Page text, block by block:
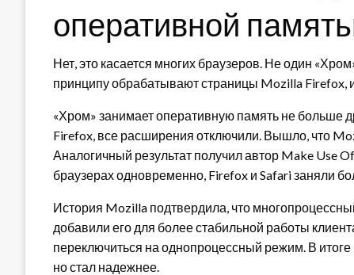
оперативной
Нет, это касается многих браузеров. Не один
принципу обрабатывают страницы Mozilla Firefox,
«Хром» занимает оперативную память не больше
Firefox, все расширения отключили. Вышло, что
Аналогичный результат получил автор Make Use
браузерах одновременно, Firefox и Safari заняли
История Mozilla подтвердила, что
добавили его для более стабильной работы
переключиться на однопроцессный режим. В
но стал надежнее.